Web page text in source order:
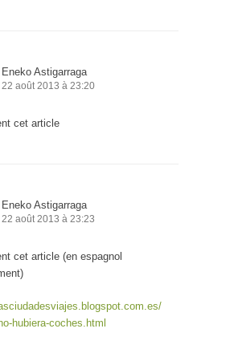
Eneko Astigarraga
22 août 2013 à 23:20
cet article
Eneko Astigarraga
22 août 2013 à 23:23
cet article (en espagnol
hubiera-coches.html